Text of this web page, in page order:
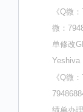
《Q微
微：
单修改
Yeshiva
《Q微
绩单办